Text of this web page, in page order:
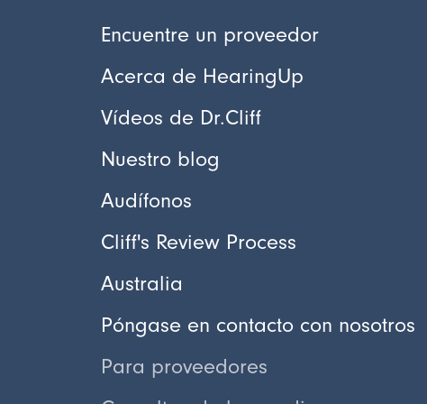
Encuentre un proveedor
Acerca de HearingUp
Vídeos de Dr.Cliff
Nuestro blog
Audífonos
Cliff's Review Process
Australia
Póngase en contacto con nosotros
Para proveedores